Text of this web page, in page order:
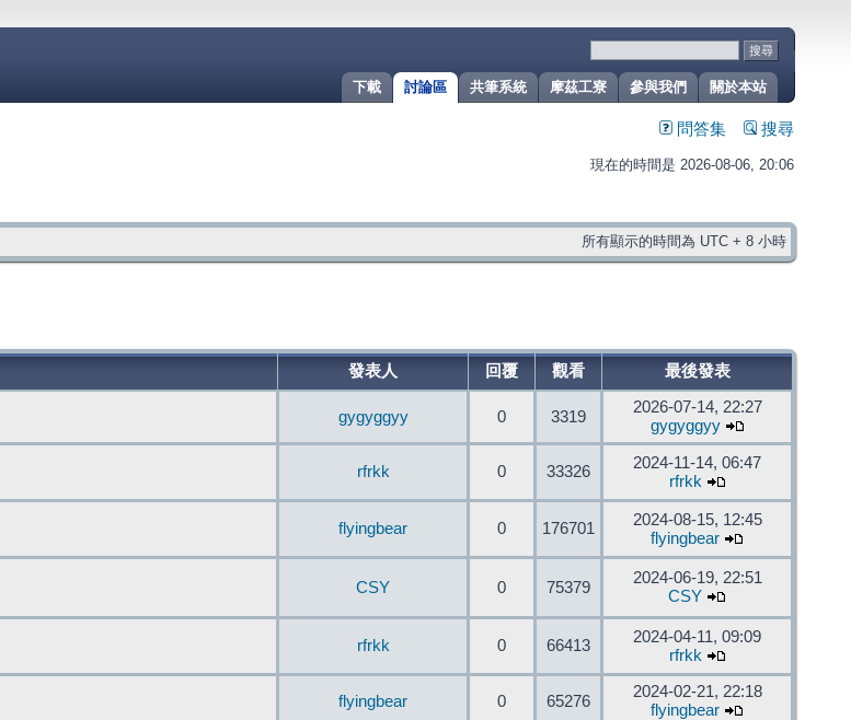
關於本站
參與我們
摩茲工寮
共筆系統
討論區
下載
問答集 搜尋
現在的時間是 2026-08-06, 20:06
所有顯示的時間為 UTC + 8 小時
發表人 回覆 觀看 最後發表
gygyggyy 0 3319
2026-07-14, 22:27
gygyggyy
rfrkk 0 33326
2024-11-14, 06:47
rfrkk
flyingbear 0 176701
2024-08-15, 12:45
flyingbear
CSY 0 75379
2024-06-19, 22:51
CSY
rfrkk 0 66413
2024-04-11, 09:09
rfrkk
flyingbear 0 65276
2024-02-21, 22:18
flyingbear